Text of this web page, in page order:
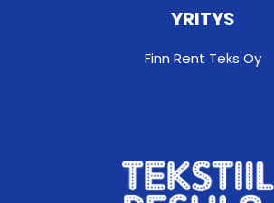
YRITYS
Finn Rent Teks Oy